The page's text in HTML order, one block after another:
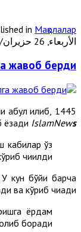
in Мақолалар
الأربعاء, 26 حزيران/يونيو 2024 00:00
жавоб берди
қилиб,
ёзади IslamNews
кабилар ўз
чиқилди.
кун бўйи барча
ва кўриб чиқади.
ёрдам
боради.